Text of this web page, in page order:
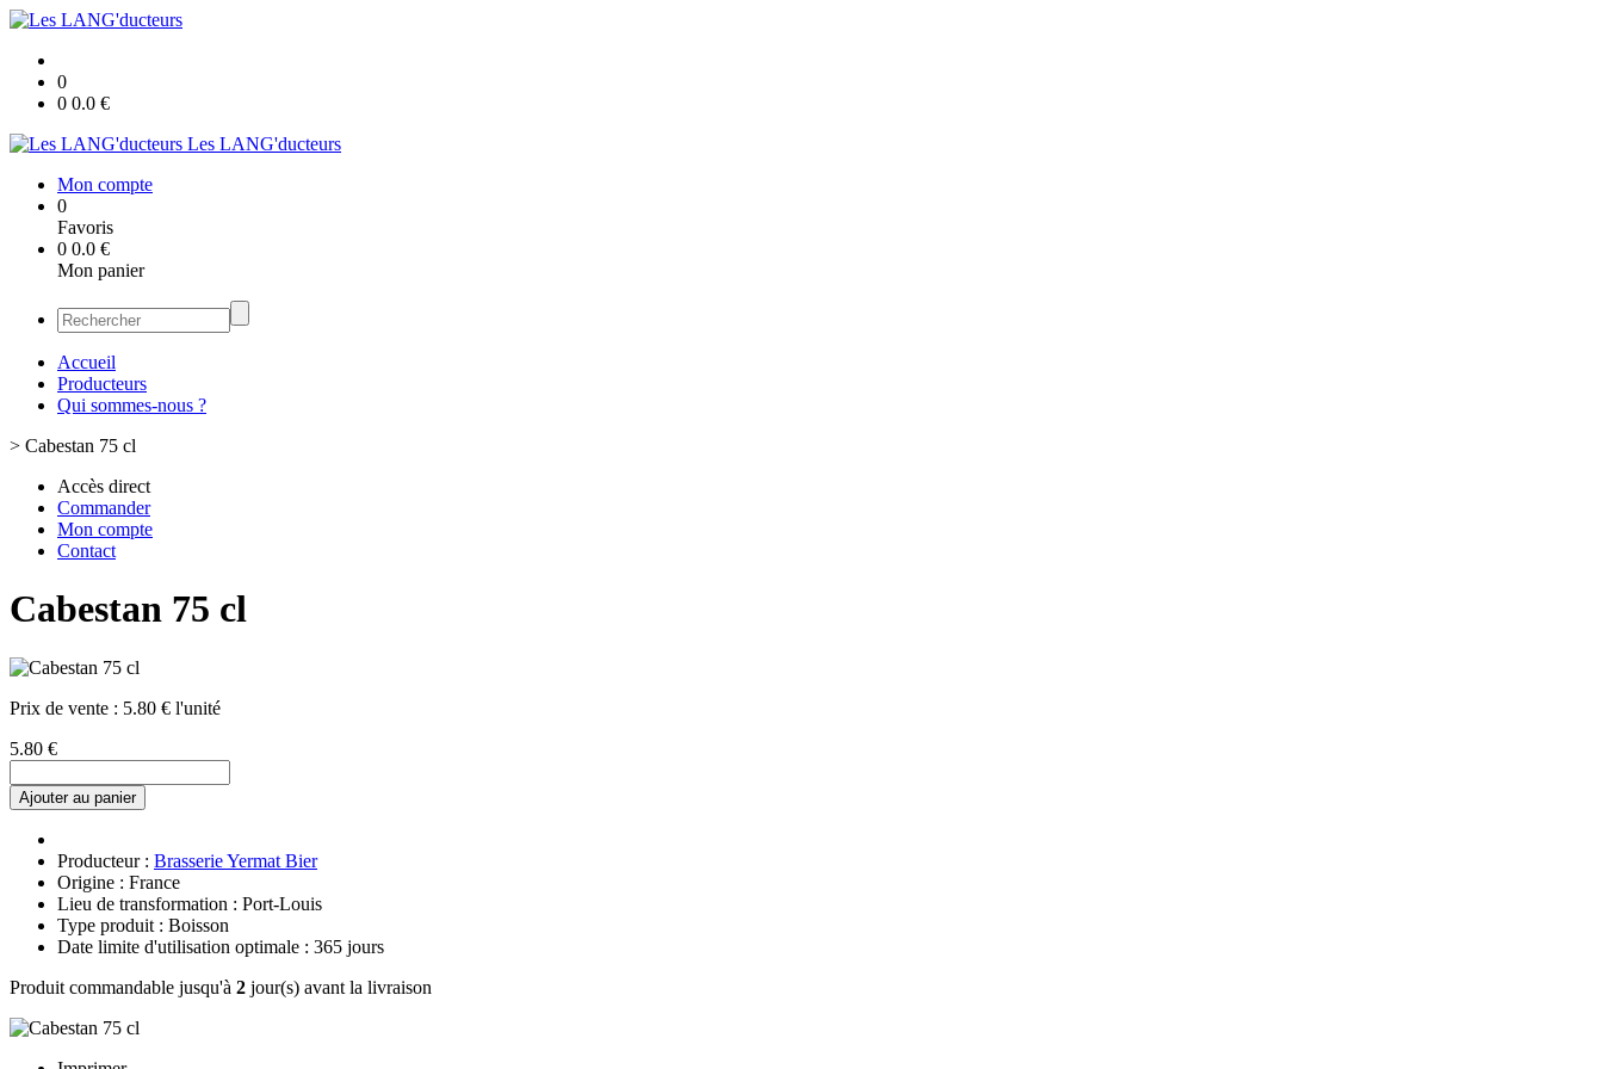
0
0 0.0 €
Les LANG'ducteurs
Mon compte
0
Favoris
0 0.0 €
Mon panier
Accueil
Producteurs
Qui sommes-nous ?
> Cabestan 75 cl
Accès direct
Commander
Mon compte
Contact
Cabestan 75 cl
Prix de vente : 5.80 € l'unité
5.80 €
Ajouter au panier
Producteur : Brasserie Yermat Bier
Origine : France
Lieu de transformation : Port-Louis
Type produit : Boisson
Date limite d'utilisation optimale : 365 jours
Produit commandable jusqu'à 2 jour(s) avant la livraison